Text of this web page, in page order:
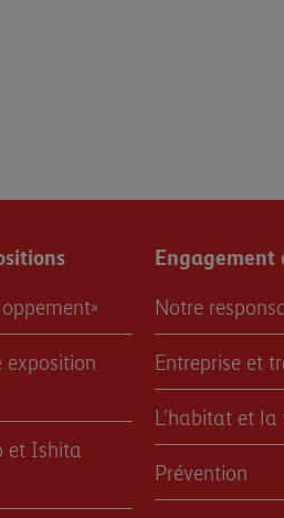
exposition
et Ishita
Notre
Entreprise et
L’habitat et
Prévention